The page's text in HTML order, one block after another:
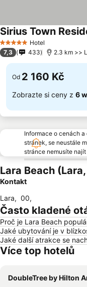
5 Počet hvězdiček
Hotel
Sirius Town
7,3 433 2.3 km >>
Od 2 160 Kč
Zobrazte si ceny z 6
Informace o cenách
stránek, se neustále
stránce nemusíte
Lara Beach
Kontakt
Lara, 00,
Často kladené
Proč je Lara Beach
Jaké ubytování je v
Jaké další atrakce se
Více top hotelů
DoubleTree by Hilton Antalya